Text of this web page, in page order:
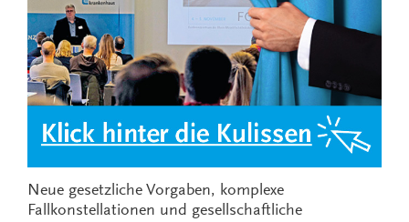
Neue gesetzliche Vorgaben, komplexe
Fallkonstellationen und gesellschaftliche